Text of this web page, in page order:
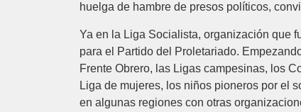
huelga de hambre de presos políticos,
Ya en la Liga Socialista, organización que
para el Partido del Proletariado.
Frente Obrero, las Ligas campesinas, los
Liga de mujeres, los niños pioneros por el
en algunas regiones con otras